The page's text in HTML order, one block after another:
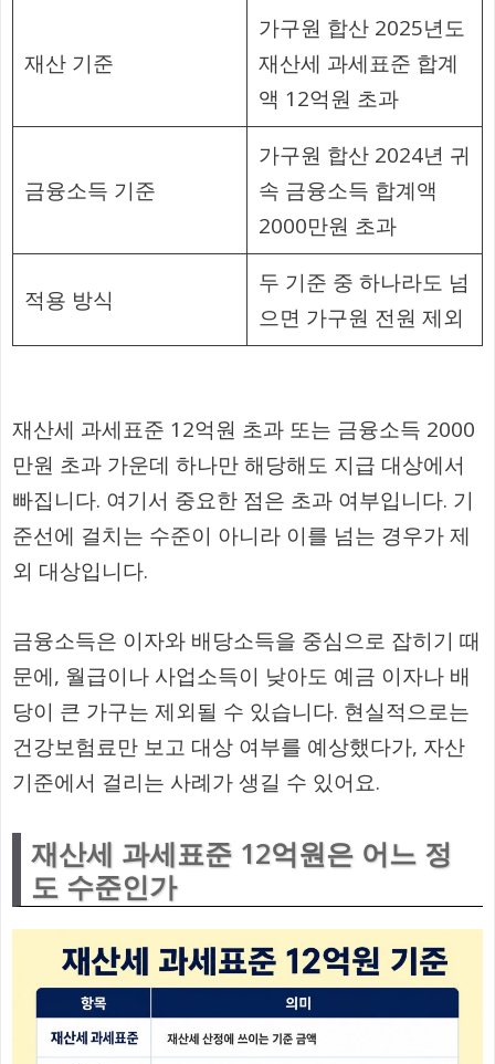
재산 기준
가구원 합산 2025년도
재산세 과세표준 합계
액 12억원 초과
금융소득 기준
가구원 합산 2024년 귀
속 금융소득 합계액
2000만원 초과
적용 방식
두 기준 중 하나라도 넘
으면 가구원 전원 제외
재산세 과세표준 12억원 초과 또는 금융소득 2000
만원 초과 가운데 하나만 해당해도 지급 대상에서
빠집니다. 여기서 중요한 점은 초과 여부입니다. 기
준선에 걸치는 수준이 아니라 이를 넘는 경우가 제
외 대상입니다.
금융소득은 이자와 배당소득을 중심으로 잡히기 때
문에, 월급이나 사업소득이 낮아도 예금 이자나 배
당이 큰 가구는 제외될 수 있습니다. 현실적으로는
건강보험료만 보고 대상 여부를 예상했다가, 자산
기준에서 걸리는 사례가 생길 수 있어요.
재산세 과세표준 12억원은 어느 정
도 수준인가